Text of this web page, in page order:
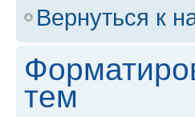
Вернуться к
тем